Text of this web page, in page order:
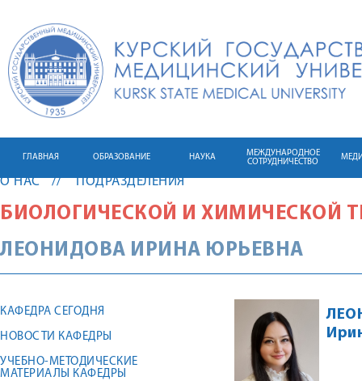
ГЛАВНАЯ ОБРАЗОВАНИЕ НАУКА
МЕЖДУНАРОДНОЕ
СОТРУДНИЧЕСТВО
О НАС ПОДРАЗДЕЛЕНИЯ
БИОЛОГИЧЕСКОЙ И ХИМИЧЕСКОЙ
ЛЕОНИДОВА ИРИНА ЮРЬЕВНА
КАФЕДРА СЕГОДНЯ
НОВОСТИ КАФЕДРЫ
УЧЕБНО-МЕТОДИЧЕСКИЕ
МАТЕРИАЛЫ КАФЕДРЫ